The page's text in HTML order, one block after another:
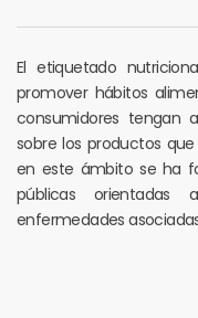
El etiquetado
promover hábitos
consumidores tengan
sobre los productos
en este ámbito se ha
públicas
enfermedades